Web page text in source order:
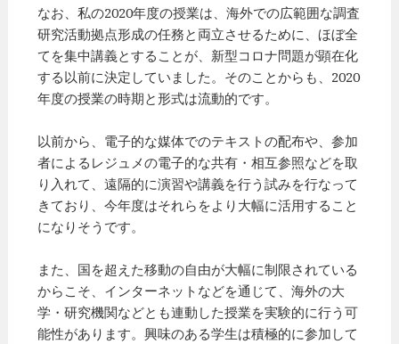
なお、私の2020年度の授業は、海外での広範囲な調査
研究活動拠点形成の任務と両立させるために、ほぼ全
てを集中講義とすることが、新型コロナ問題が顕在化
する以前に決定していました。そのことからも、2020
年度の授業の時期と形式は流動的です。
以前から、電子的な媒体でのテキストの配布や、参加
者によるレジュメの電子的な共有・相互参照などを取
り入れて、遠隔的に演習や講義を行う試みを行なって
きており、今年度はそれらをより大幅に活用すること
になりそうです。
また、国を超えた移動の自由が大幅に制限されている
からこそ、インターネットなどを通じて、海外の大
学・研究機関などとも連動した授業を実験的に行う可
能性があります。興味のある学生は積極的に参加して